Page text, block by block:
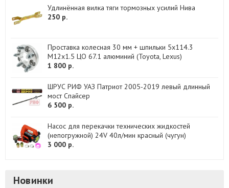
Удлинённая вилка тяги тормозных усилий Нива
250 р.
Проставка колесная 30 мм + шпильки 5х114.3
М12х1.5 ЦО 67.1 алюминий (Toyota, Lexus)
1 800 р.
ШРУС РИФ УАЗ Патриот 2005-2019 левый длинный
мост Спайсер
6 500 р.
Насос для перекачки технических жидкостей
(непогружной) 24V 40л/мин красный (чугун)
3 000 р.
Новинки